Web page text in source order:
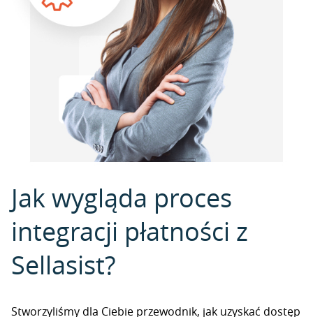
Jak wygląda proces
integracji płatności z
Sellasist?
Stworzyliśmy dla Ciebie przewodnik, jak uzyskać dostęp